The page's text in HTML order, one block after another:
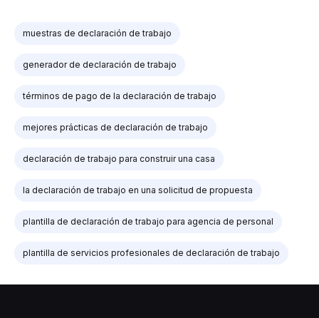
muestras de declaración de trabajo
generador de declaración de trabajo
términos de pago de la declaración de trabajo
mejores prácticas de declaración de trabajo
declaración de trabajo para construir una casa
la declaración de trabajo en una solicitud de propuesta
plantilla de declaración de trabajo para agencia de personal
plantilla de servicios profesionales de declaración de trabajo